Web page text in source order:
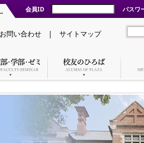
会員ID パスワ
お問い合わせ | サイトマップ